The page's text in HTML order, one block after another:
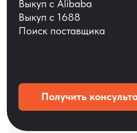
ОСТАВЬТЕ ЗАЯВКУ
Мы вернёмся с расчётом и фото после
технической проверки
Оставить заявку